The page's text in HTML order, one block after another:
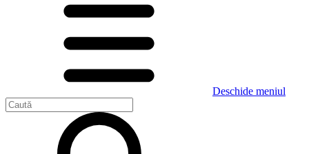
Deschide meniul